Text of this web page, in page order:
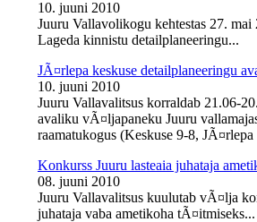
10. juuni 2010
Juuru Vallavolikogu kehtestas 27.
Lageda kinnistu detailplaneeringu...
JÃ¤rlepa keskuse detailplaneeringu
10. juuni 2010
Juuru Vallavalitsus korraldab 21.06-
avaliku vÃ¤ljapaneku Juuru
raamatukogus (Keskuse 9-8,
Konkurss Juuru lasteaia juhataja
08. juuni 2010
Juuru Vallavalitsus kuulutab vÃ¤lja
juhataja vaba ametikoha tÃ¤itmiseks...